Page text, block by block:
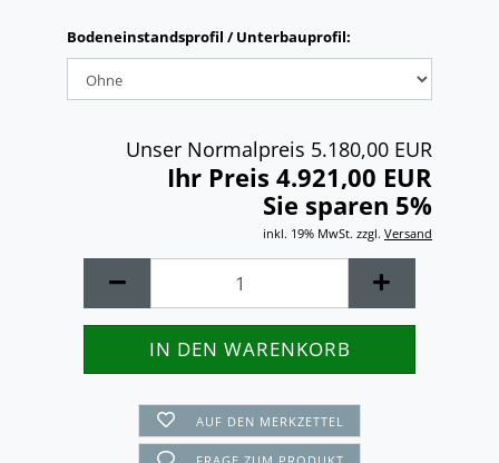
Bodeneinstandsprofil / Unterbauprofil:
Unser Normalpreis 5.180,00 EUR
Ihr Preis 4.921,00 EUR
Sie sparen 5%
inkl. 19% MwSt. zzgl. Versand
AUF DEN MERKZETTEL